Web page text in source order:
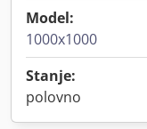
Model:
1000x1000
Stanje:
polovno